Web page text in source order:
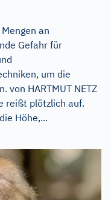
an
Gefahr für
um die
von HARTMUT NETZ
reißt plötzlich auf.
Höhe,...